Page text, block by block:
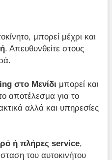
μπορεί μέχρι και
. Απευθυνθείτε στους
στο Μενίδι μπορεί και
αποτέλεσμα για το
αλλά και υπηρεσίες
ή πλήρες service,
του αυτοκινήτου